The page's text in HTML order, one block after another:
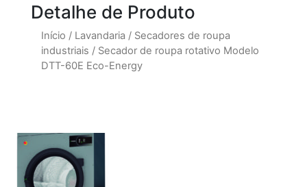
Detalhe de Produto
Início / Lavandaria / Secadores de roupa
industriais / Secador de roupa rotativo Modelo
DTT-60E Eco-Energy